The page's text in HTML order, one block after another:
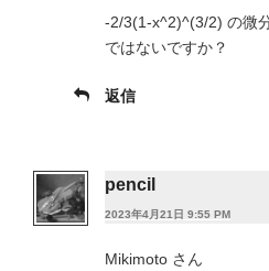
-2/3(1-x^2)^(3/2) の微
ではないですか？
返信
pencil
2023年4月21日 9:55 PM
Mikimoto さん